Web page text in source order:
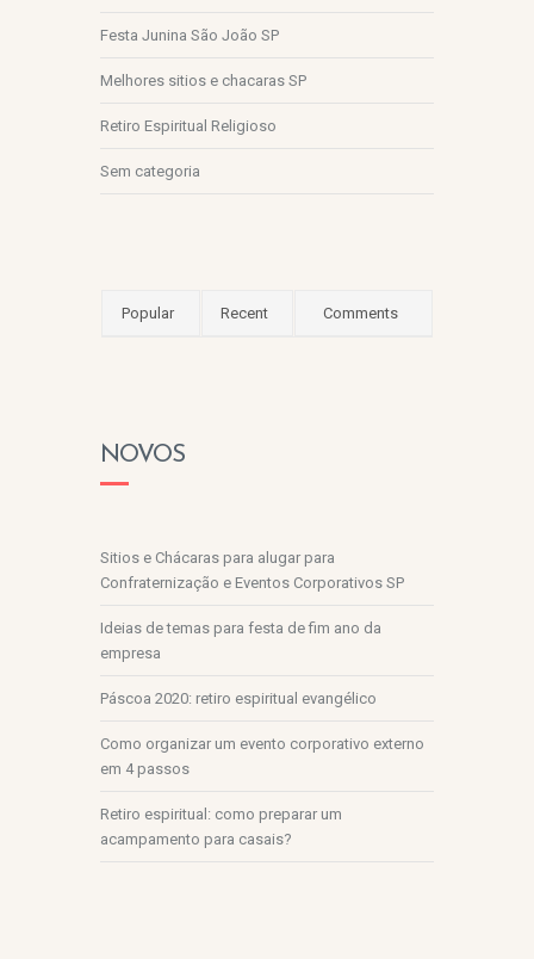
Festa Junina São João SP
Melhores sitios e chacaras SP
Retiro Espiritual Religioso
Sem categoria
Popular Recent Comments
NOVOS
Sitios e Chácaras para alugar para
Confraternização e Eventos Corporativos SP
Ideias de temas para festa de fim ano da
empresa
Páscoa 2020: retiro espiritual evangélico
Como organizar um evento corporativo externo
em 4 passos
Retiro espiritual: como preparar um
acampamento para casais?